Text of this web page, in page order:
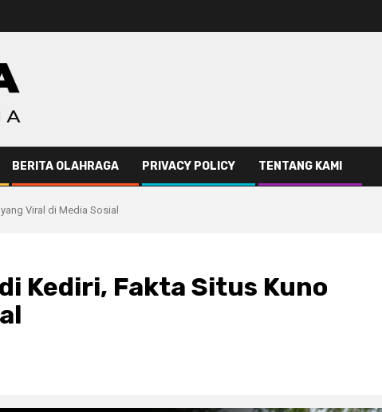
BERITA OLAHRAGA PRIVACY POLICY TENTANG KAMI
Viral di Media Sosial
Kediri, Fakta Situs Kuno